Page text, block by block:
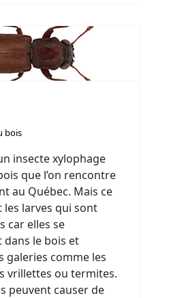
bois
insecte xylophage
que l’on rencontre
au Québec. Mais ce
larves qui sont
car elles se
le bois et
galeries comme les
vrillettes ou termites.
peuvent causer de